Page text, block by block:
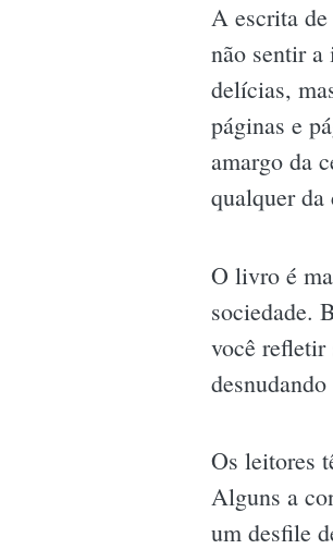
A escrita
não sentir a
delícias,
páginas e
amargo da
qualquer da
O livro é
sociedade.
você refletir
Os leitores
Alguns a
um desfile